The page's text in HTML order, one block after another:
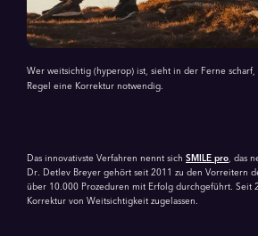
Wer weitsichtig (hyperop) ist, sieht in der Ferne
Regel eine Korrektur notwendig.
Das innovativste Verfahren nennt sich SMILE pro , das
Dr. Detlev Breyer gehört seit 2011 zu den Vorreitern
über 10.000 Prozeduren mit Erfolg durchgeführt. Seit
Korrektur von Weitsichtigkeit zugelassen.